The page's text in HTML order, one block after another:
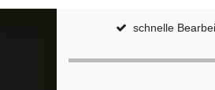
schnelle